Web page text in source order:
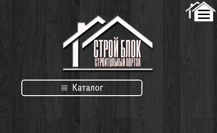
Каталог